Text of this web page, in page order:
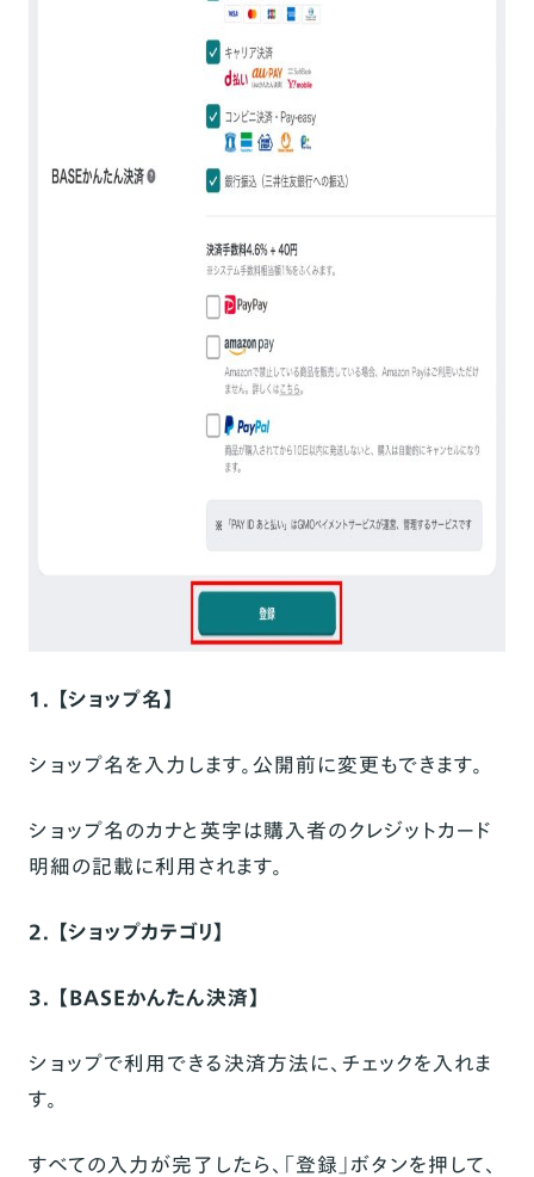
1. 【ショップ名】
ショップ名を入力します。公開前に変更もできます。
ショップ名のカナと英字は購入者のクレジットカード
明細の記載に利用されます。
2. 【ショップカテゴリ】
3. 【BASEかんたん決済】
ショップで利用できる決済方法に、チェックを入れま
す。
すべての入力が完了したら、「登録」ボタンを押して、